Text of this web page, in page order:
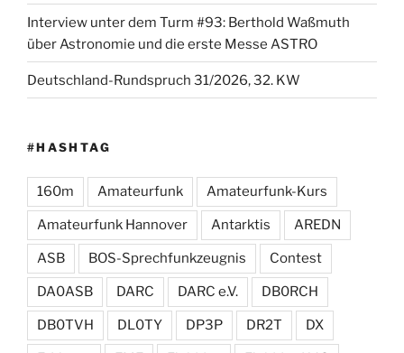
Interview unter dem Turm #93: Berthold Waßmuth
über Astronomie und die erste Messe ASTRO
Deutschland-Rundspruch 31/2026, 32. KW
#HASHTAG
160m Amateurfunk Amateurfunk-Kurs
Amateurfunk Hannover Antarktis AREDN
ASB BOS-Sprechfunkzeugnis Contest
DA0ASB DARC DARC e.V. DB0RCH
DB0TVH DL0TY DP3P DR2T DX